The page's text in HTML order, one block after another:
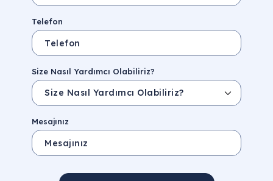
Telefon
Size Nasıl Yardımcı Olabiliriz?
Mesajınız